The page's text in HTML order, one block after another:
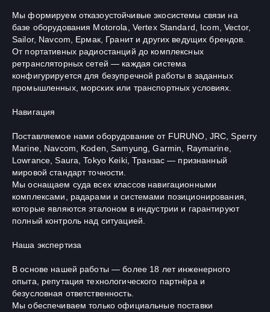
Мы формируем отказоустойчивые экосистемы связи на
базе оборудования Motorola, Vertex Standard, Icom, Vector,
Sailor, Navcom, Ермак, Гранит и других ведущих брендов.
От портативных радиостанций до комплексных
ретрансляторных сетей — каждая система
конфигурируется для безупречной работы в заданных
промышленных, морских или транспортных условиях.
Навигация
Поставляемое нами оборудование от FURUNO, JRC, Sperry
Marine, Navcom, Koden, Samyung, Garmin, Raymarine,
Lowrance, Saura, Tokyo Keiki, Транзас — признанный
мировой стандарт точности.
Мы оснащаем суда всех классов навигационными
комплексами, радарами и системами позиционирования,
которые являются эталоном в индустрии и гарантируют
полный контроль над ситуацией.
Наша экспертиза
В основе нашей работы — более 18 лет инженерного
опыта, репутация технологического партнёра и
безусловная ответственность.
Мы обеспечиваем только официальные поставки